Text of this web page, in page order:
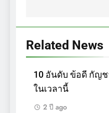
Related News
10 อันดับ ข้อดี กัญช
ในเวลานี้
2 ปี ago